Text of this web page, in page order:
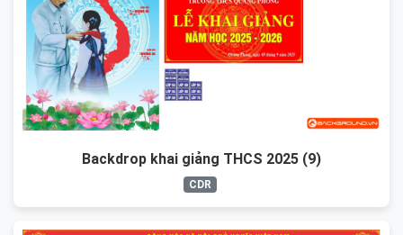
Backdrop khai giảng THCS 2025 (9)
CDR